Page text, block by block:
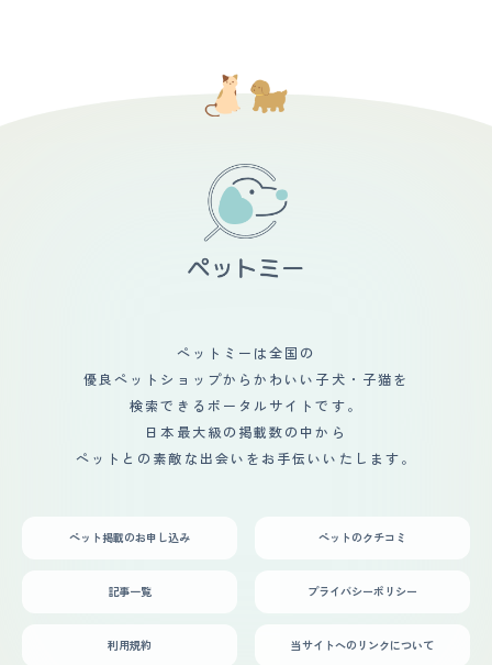
尻尾とすらっとした身体でドーベルマンを想起させる見た
目だと思いますが、私の飼い犬の場合には最初から尻尾を
い。購入した時は子犬だったのでまだ耳も垂れており、そ
んな愛くるしいルックスもあって、第一印象は「なんだこ
の可愛いが詰まった生き物は」でした。 飼い始めは弱々
しさが目立っていたので身体が弱いのかなと不安もありま
したが、想像の遥か上をいく逞しさに成長して今は寧ろ困
るくらいで、生活は一日2回の散歩を含め、犬が中心にな
にでもガジガジ噛み いたずらばかりするので大変でし
た。 パピーパーティーやしつけ教室に通ったり、トレー
ナーさんに来てもらったりと 色々なトレーニングを経
かりました。 小型犬ですが、ものすごい運動量を必要と
しているので、ドッグランでも大型犬に負けないくらい走
っています。 しかも結構なスピードで走るのがすごいで
す。 ドッグラン内で犬同士のコミュニティもあるよう
で、先輩犬から上下関係を学んでいました。 普段の散歩
プラス、定期的にドッグランで走らせないとストレスが溜
おくと自然乾燥します。トリミング代も他の犬種に比べる
と安くすみます。爪が黒いので自分できるのは難しいで
毛種が欲しいと思っていました。先住犬と仲良くお互い遊
びあってくれたらいいなあと思っていました。思っていた
ほど仲良くはなりませんでしたが一緒に遊んだりもしてい
ました。その後亡くなり、またあたらしく迎えた柴犬とは
仲良くなってくれました。やんちゃな子犬の遊び相手にな
ってくれたり寒い日は仲良くひっついて寝ているのをみる
ら離れていきますが噛んだりなど攻撃はしてこないです。
最近は、こどものおもちゃが気になるようで密かに寝床に
持ち帰りかじったりしていますが相変わらず叱ってもその
場だけで日が経てば何度でも繰り返しています。いつまで
も子犬のままなような性格で我が家に笑顔をくれます。
ペットミーは全国の
優良ペットショップからかわいい子犬・子猫を
検索できるポータルサイトです。
日本最大級の掲載数の中から
ペットとの素敵な出会いをお手伝いいたします。
ペット掲載のお申し込み ペットのクチコミ
記事一覧 プライバシーポリシー
利用規約 当サイトへのリンクについて